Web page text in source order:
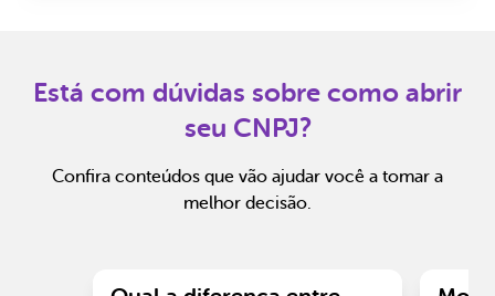
Está com dúvidas sobre como abrir
seu CNPJ?
Confira conteúdos que vão ajudar você a tomar a
melhor decisão.